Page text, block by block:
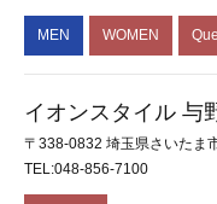
MEN WOMEN
イオンスタイル 与
〒338-0832 埼玉県さいたま
TEL:048-856-7100